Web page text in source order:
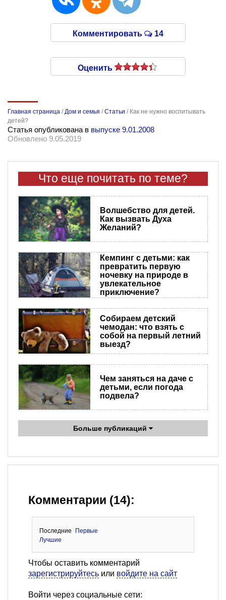
Комментировать 14
Оценить
Главная страница /Дом и семья /Статьи / Как не нужно воспитывать
детей?
Статья опубликована в выпуске 9.01.2008
Обновлено 9.05.2019
Что еще почитать по теме?
Волшебство для детей.
Как вызвать Духа
Желаний?
Кемпинг с детьми: как
превратить первую
ночевку на природе в
увлекательное
приключение?
Собираем детский
чемодан: что взять с
собой на первый летний
выезд?
Чем заняться на даче с
детьми, если погода
подвела?
Больше публикаций
Комментарии (14):
Последние
Первые
Лучшие
Чтобы оставить комментарий
зарегистрируйтесь или войдите на сайт
Войти через социальные сети: